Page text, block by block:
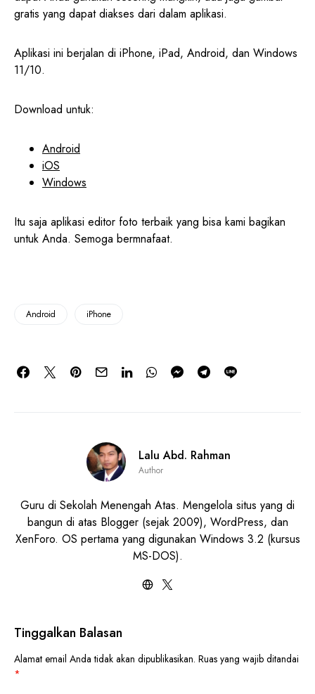
gratis yang dapat diakses dari dalam aplikasi.
Aplikasi ini berjalan di iPhone, iPad, Android, dan Windows
11/10.
Download untuk:
Android
iOS
Windows
Itu saja aplikasi editor foto terbaik yang bisa kami bagikan
untuk Anda. Semoga bermnafaat.
Android iPhone
Lalu Abd. Rahman
Author
Guru di Sekolah Menengah Atas. Mengelola situs yang di
bangun di atas Blogger (sejak 2009), WordPress, dan
XenForo. OS pertama yang digunakan Windows 3.2 (kursus
MS-DOS).
Tinggalkan Balasan
Alamat email Anda tidak akan dipublikasikan. Ruas yang wajib ditandai
*